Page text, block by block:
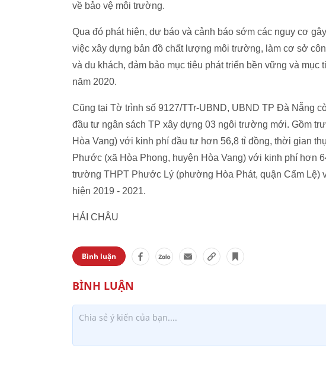
về bảo vệ môi trường.
Qua đó phát hiện, dự báo và cảnh báo sớm các nguy cơ
việc xây dựng bản đồ chất lượng môi trường, làm cơ sở
và du khách, đảm bảo mục tiêu phát triển bền vững và mục
năm 2020.
Cũng tại Tờ trình số 9127/TTr-UBND, UBND TP Đà Nẵng
đầu tư ngân sách TP xây dựng 03 ngôi trường mới. Gồm
Hòa Vang) với kinh phí đầu tư hơn 56,8 tỉ đồng, thời gian
Phước (xã Hòa Phong, huyện Hòa Vang) với kinh phí hơn
trường THPT Phước Lý (phường Hòa Phát, quận Cẩm Lệ)
hiện 2019 - 2021.
HẢI CHÂU
Bình luận